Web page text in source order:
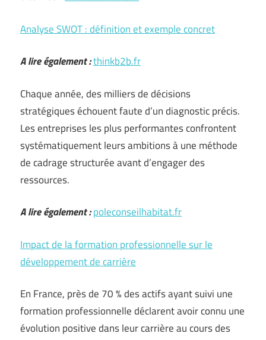
Analyse SWOT : définition et exemple concret
A lire également :thinkb2b.fr
Chaque année, des milliers de décisions
stratégiques échouent faute d’un diagnostic précis.
Les entreprises les plus performantes confrontent
systématiquement leurs ambitions à une méthode
de cadrage structurée avant d’engager des
ressources.
A lire également :poleconseilhabitat.fr
Impact de la formation professionnelle sur le
développement de carrière
En France, près de 70 % des actifs ayant suivi une
formation professionnelle déclarent avoir connu une
évolution positive dans leur carrière au cours des